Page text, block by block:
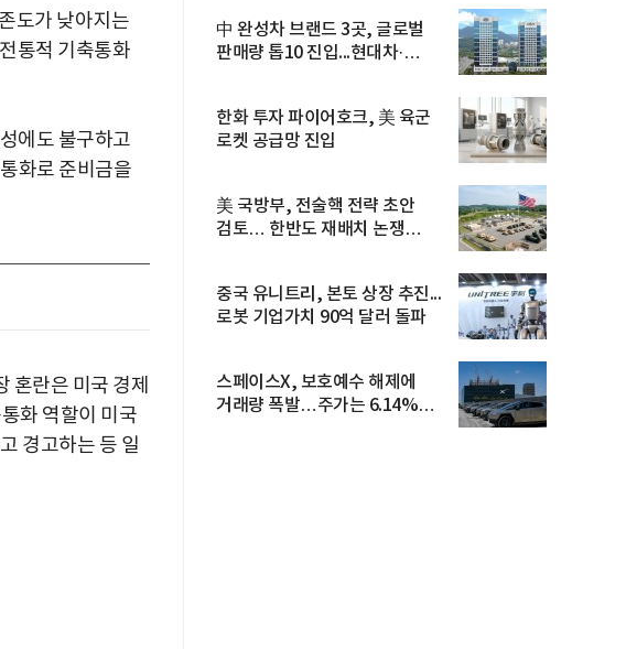
도가 낮아지는
통적 기축통화
에도 불구하고
화로 준비금을
혼란은 미국 경제
화 역할이 미국
경고하는 등 일
中 완성차 브랜드 3곳, 글로벌
판매량 톱10 진입...현대차·
한화 투자 파이어호크, 美 육군
로켓 공급망 진입
美 국방부, 전술핵 전략 초안
검토… 한반도 재배치 논쟁
중국 유니트리, 본토 상장 추진...
로봇 기업가치 90억 달러 돌파
스페이스X, 보호예수 해제에
거래량 폭발…주가는 6.14%